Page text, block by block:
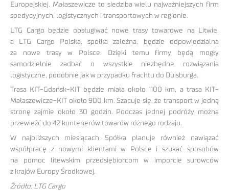
Europejskiej. Małaszewicze to siedziba wielu najważniejszych firm
spedycyjnych, logistycznych i transportowych w regionie.
LTG Cargo będzie obsługiwać nowe trasy towarowe na Litwie,
a LTG Cargo Polska, spółka zależna, będzie odpowiedzialna
za nowe trasy w Polsce. Dzięki temu firmy będą mogły
samodzielnie zadbać o wszystkie niezbędne rozwiązania
logistyczne, podobnie jak w przypadku frachtu do Duisburga.
Trasa KIT-Gdańsk-KIT będzie miała około 1100 km, a trasa KIT-
Małaszewicze-KIT około 900 km. Szacuje się, że transport w jedną
stronę zajmie około 30 godzin. Podczas jednej podróży można
przewieźć do 42 kontenerów towarów różnego rodzaju.
W najbliższych miesiącach Spółka planuje również nawiązać
współpracę z nowymi klientami w Polsce i szukać sposobów
na pomoc litewskim przedsiębiorcom w imporcie surowców
z krajów Europy Środkowej.
Źródło: LTG Cargo